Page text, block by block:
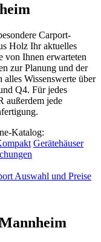
Carport-
Holz Ihr aktuelles
von Ihnen erwarteten
zur Planung und der
alles Wissenswerte über
Q4. Für jedes
außerdem jede
Katalog:
Gerätehäuser
Auswahl und Preise